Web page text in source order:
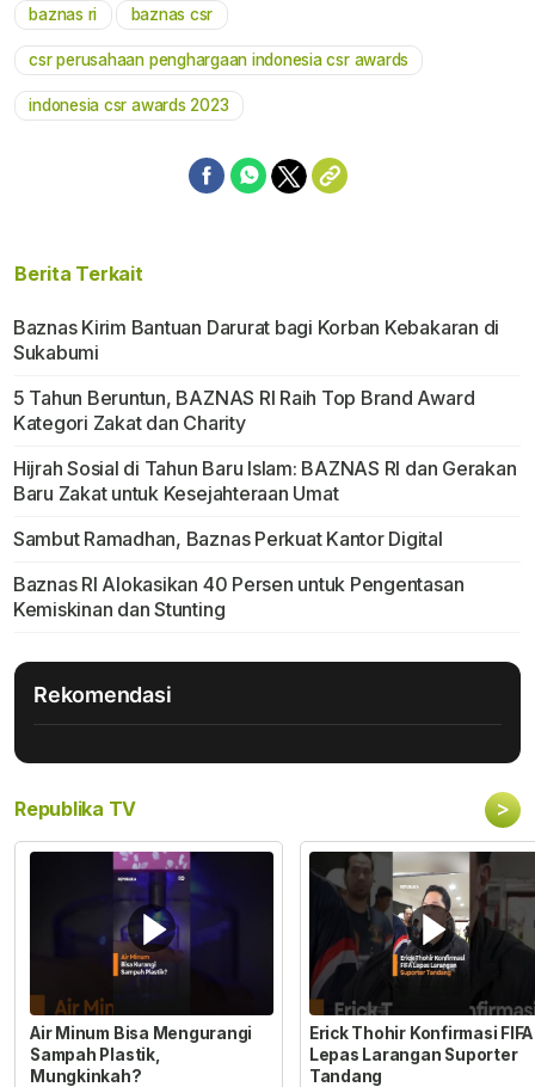
baznas ri baznas csr
csr perusahaan penghargaan indonesia csr awards
indonesia csr awards 2023
Berita Terkait
Baznas Kirim Bantuan Darurat bagi Korban Kebakaran di
Sukabumi
5 Tahun Beruntun, BAZNAS RI Raih Top Brand Award
Kategori Zakat dan Charity
Hijrah Sosial di Tahun Baru Islam: BAZNAS RI dan Gerakan
Baru Zakat untuk Kesejahteraan Umat
Sambut Ramadhan, Baznas Perkuat Kantor Digital
Baznas RI Alokasikan 40 Persen untuk Pengentasan
Kemiskinan dan Stunting
Rekomendasi
Republika TV >
Air Minum Bisa Mengurangi
Sampah Plastik,
Mungkinkah?
Erick Thohir Konfirmasi FIFA
Lepas Larangan Suporter
Tandang